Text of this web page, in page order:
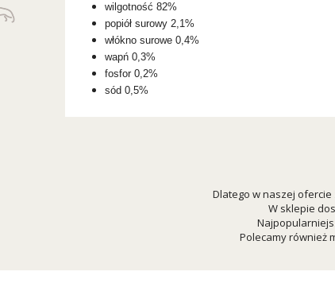
wilgotność 82%
popiół surowy 2,1%
włókno surowe 0,4%
wapń 0,3%
fosfor 0,2%
sód 0,5%
Dlatego w naszej ofercie
W sklepie
Polecamy również